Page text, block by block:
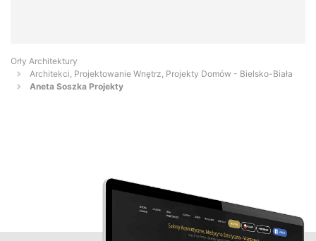
Orły Architektury
Architekci, Projektowanie Wnętrz, Projekty Domów - Bielsko-Biała
Aneta Soszka Projekty